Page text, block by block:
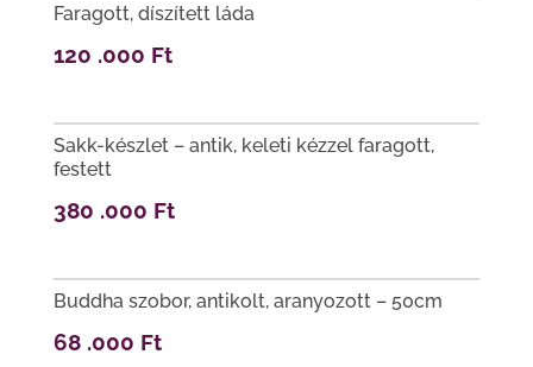
Faragott, díszített láda
120 .000 Ft
Sakk-készlet – antik, keleti kézzel faragott,
festett
380 .000 Ft
Buddha szobor, antikolt, aranyozott – 50cm
68 .000 Ft